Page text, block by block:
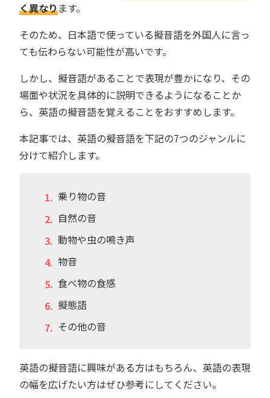
く異なります。
そのため、日本語で使っている擬音語を外国人に言っ
ても伝わらない可能性が高いです。
しかし、擬音語があることで表現が豊かになり、その
場面や状況を具体的に説明できるようになることか
ら、英語の擬音語を覚えることをおすすめします。
本記事では、英語の擬音語を下記の7つのジャンルに
分けて紹介します。
乗り物の音
自然の音
動物や虫の鳴き声
物音
食べ物の食感
擬態語
その他の音
英語の擬音語に興味がある方はもちろん、英語の表現
の幅を広げたい方はぜひ参考にしてください。